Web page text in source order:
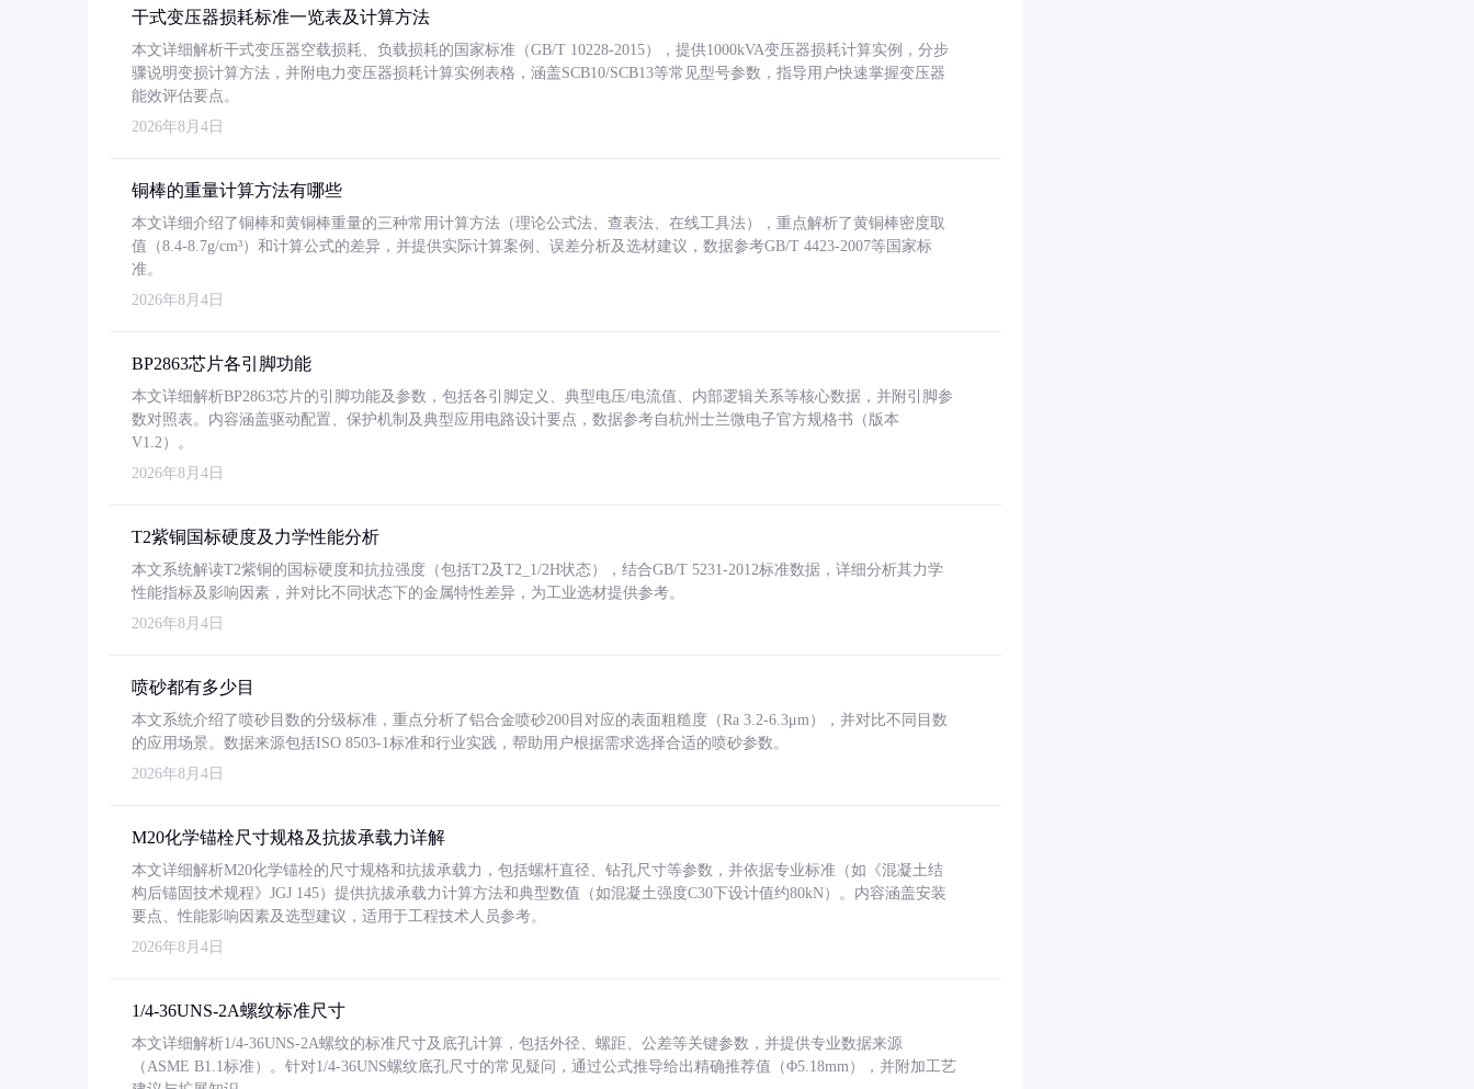
干式变压器损耗标准一览表及计算方法
本文详细解析干式变压器空载损耗、负载损耗的国家标准（GB/T 10228-2015），提供1000kVA变压器损耗计算实例，分步
骤说明变损计算方法，并附电力变压器损耗计算实例表格，涵盖SCB10/SCB13等常见型号参数，指导用户快速掌握变压器
能效评估要点。
2026年8月4日
铜棒的重量计算方法有哪些
本文详细介绍了铜棒和黄铜棒重量的三种常用计算方法（理论公式法、查表法、在线工具法），重点解析了黄铜棒密度取
值（8.4-8.7g/cm³）和计算公式的差异，并提供实际计算案例、误差分析及选材建议，数据参考GB/T 4423-2007等国家标
准。
2026年8月4日
BP2863芯片各引脚功能
本文详细解析BP2863芯片的引脚功能及参数，包括各引脚定义、典型电压/电流值、内部逻辑关系等核心数据，并附引脚参
数对照表。内容涵盖驱动配置、保护机制及典型应用电路设计要点，数据参考自杭州士兰微电子官方规格书（版本
V1.2）。
2026年8月4日
T2紫铜国标硬度及力学性能分析
本文系统解读T2紫铜的国标硬度和抗拉强度（包括T2及T2_1/2H状态），结合GB/T 5231-2012标准数据，详细分析其力学
性能指标及影响因素，并对比不同状态下的金属特性差异，为工业选材提供参考。
2026年8月4日
喷砂都有多少目
本文系统介绍了喷砂目数的分级标准，重点分析了铝合金喷砂200目对应的表面粗糙度（Ra 3.2-6.3μm），并对比不同目数
的应用场景。数据来源包括ISO 8503-1标准和行业实践，帮助用户根据需求选择合适的喷砂参数。
2026年8月4日
M20化学锚栓尺寸规格及抗拔承载力详解
本文详细解析M20化学锚栓的尺寸规格和抗拔承载力，包括螺杆直径、钻孔尺寸等参数，并依据专业标准（如《混凝土结
构后锚固技术规程》JGJ 145）提供抗拔承载力计算方法和典型数值（如混凝土强度C30下设计值约80kN）。内容涵盖安装
要点、性能影响因素及选型建议，适用于工程技术人员参考。
2026年8月4日
1/4-36UNS-2A螺纹标准尺寸
本文详细解析1/4-36UNS-2A螺纹的标准尺寸及底孔计算，包括外径、螺距、公差等关键参数，并提供专业数据来源
（ASME B1.1标准）。针对1/4-36UNS螺纹底孔尺寸的常见疑问，通过公式推导给出精确推荐值（Φ5.18mm），并附加工艺